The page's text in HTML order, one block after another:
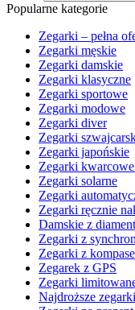
Popularne kategorie
Zegarki – pełna
Zegarki męskie
Zegarki damskie
Zegarki klasyczne
Zegarki sportowe
Zegarki modowe
Zegarki diver
Zegarki
Zegarki japońskie
Zegarki
Zegarki solarne
Zegarki
Zegarki ręcznie
Damskie z
Zegarki z
Zegarki z
Zegarek z GPS
Zegarki
Najdroższe